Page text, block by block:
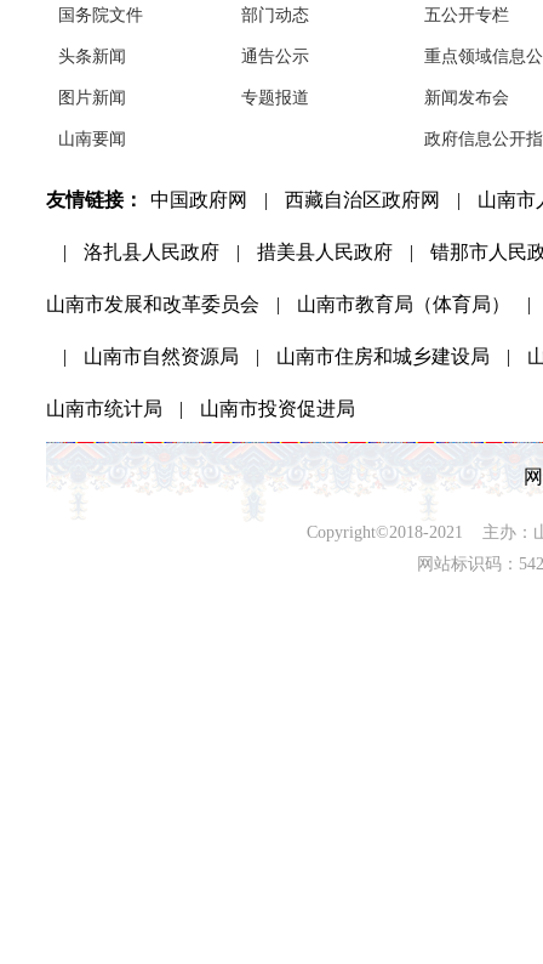
国务院文件
头条新闻
图片新闻
山南要闻
部门动态
通告公示
专题报道
五公开专栏
重点领域信息
新闻发布会
政府信息公开
友情链接： 中国政府网 | 西藏自治区政府网 | 山南市
| 洛扎县人民政府 | 措美县人民政府 | 错那市人民
山南市发展和改革委员会 | 山南市教育局（体育局） |
| 山南市自然资源局 | 山南市住房和城乡建设局 |
山南市统计局 | 山南市投资促进局
Copyright©2018-2021 主办：
网站标识码：